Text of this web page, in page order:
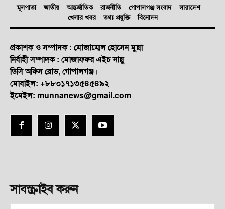
মূলপাতা জাতীয় আন্তর্জাতিক রাজনীতি গোপালগঞ্জ সংবাদ
সারাদেশ
খেলার খবর
তথ্য প্রযুক্তি বিনোদন
প্রকাশক ও সম্পাদক : মোজাম্মেল হোসেন মুন্না
নির্বাহী সম্পাদক : মোজাফফর এইচ নান্নু
ডি‌সি অ‌ফিস রোড, গোপালগঞ্জ।
মোবাইল: +৮৮০১৭১৩৫৪৫৪৯২
ইমেইল: munnanews@gmail.com
সাবস্ক্রাইব করুন